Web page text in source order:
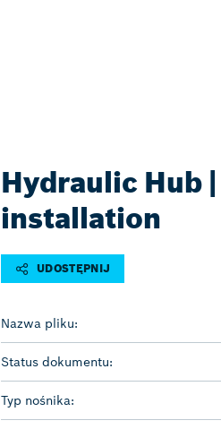
Hydraulic Hub
installation
UDOSTĘPNIJ
Nazwa pliku:
Status dokumentu:
Typ nośnika: